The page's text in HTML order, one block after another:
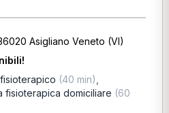
Asigliano Veneto (VI)
(40 min)
fisioterapica domiciliare (60